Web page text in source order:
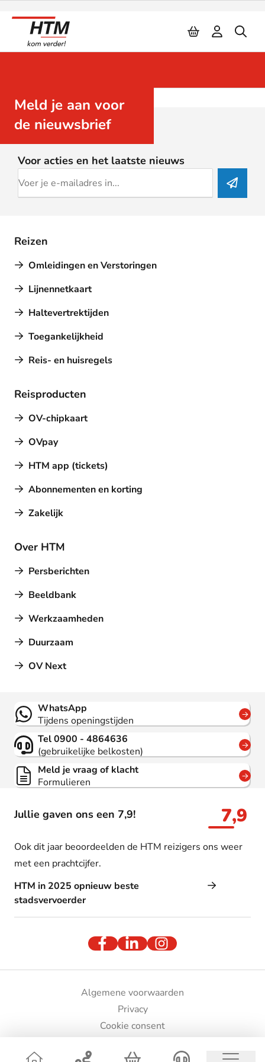
Meld je aan voor
de nieuwsbrief
Voor acties en het laatste nieuws
Reizen
Omleidingen en Verstoringen
Lijnennetkaart
Haltevertrektijden
Toegankelijkheid
Reis- en huisregels
Reisproducten
OV-chipkaart
OVpay
HTM app (tickets)
Abonnementen en korting
Zakelijk
Over HTM
Persberichten
Beeldbank
Werkzaamheden
Duurzaam
OV Next
Jullie gaven ons een 7,9! 7,9
Ook dit jaar beoordeelden de HTM reizigers ons weer
met een prachtcijfer.
HTM in 2025 opnieuw beste
stadsvervoerder
Contact
WhatsApp
Tijdens openingstijden
Tel 0900 - 4864636
(gebruikelijke belkosten)
Meld je vraag of klacht
Formulieren
Algemene voorwaarden
Privacy
Cookie consent